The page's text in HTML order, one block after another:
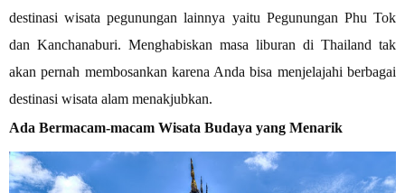
destinasi wisata pegunungan lainnya yaitu Pegunungan Phu Tok
dan Kanchanaburi. Menghabiskan masa liburan di Thailand tak
akan pernah membosankan karena Anda bisa menjelajahi berbagai
destinasi wisata alam menakjubkan.
Ada Bermacam-macam Wisata Budaya yang Menarik